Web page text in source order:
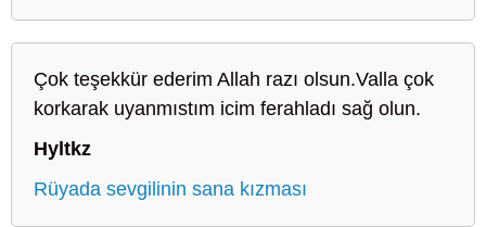
Çok teşekkür ederim Allah razı olsun.Valla çok
korkarak uyanmıstım icim ferahladı sağ olun.
Hyltkz
Rüyada sevgilinin sana kızması